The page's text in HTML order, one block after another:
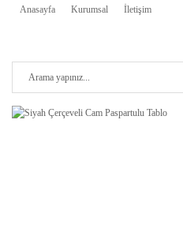
Anasayfa Kurumsal İletişim